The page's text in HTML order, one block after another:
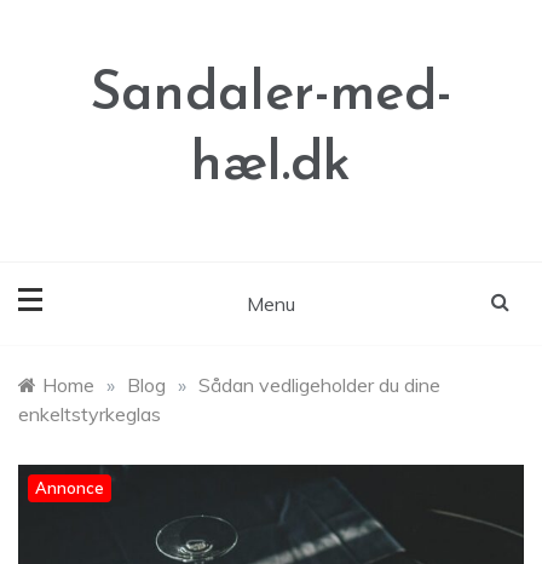
Sandaler-med-
hæl.dk
Menu
Home » Blog » Sådan vedligeholder du dine
enkeltstyrkeglas
Annonce